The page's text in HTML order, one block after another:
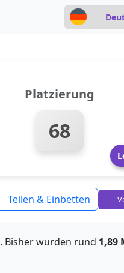
Platzierung
68
Teilen & Einbetten
. Bisher wurden rund 1,89